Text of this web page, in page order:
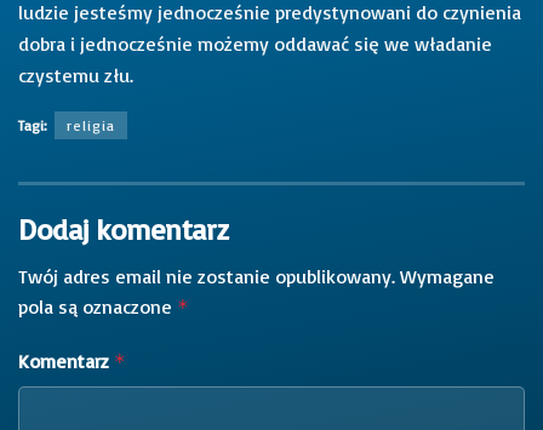
ludzie jesteśmy jednocześnie predystynowani do czynienia
dobra i jednocześnie możemy oddawać się we władanie
czystemu złu.
Tagi: religia
Dodaj komentarz
Twój adres email nie zostanie opublikowany. Wymagane
pola są oznaczone *
Komentarz *